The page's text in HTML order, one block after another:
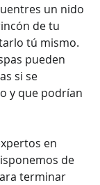
un nido
de tu
tú mismo.
pueden
si se
y que podrían
en
de
terminar